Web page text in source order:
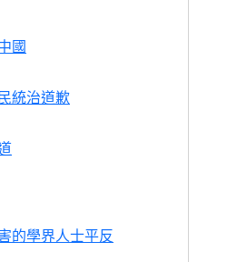
國
統治道歉
的學界人士平反